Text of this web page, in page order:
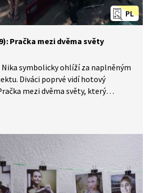
PL
Pračka mezi dvěma světy
Nika symbolicky ohlíží za naplněným
Diváci poprvé vidí hotový
mezi dvěma světy, který
chaos útěku a společné
kuchyni. Odtud se ve filmu děti
prostřednictvím symbolické
zpracované vlastní prožitky dětí
podoby se symbolickým